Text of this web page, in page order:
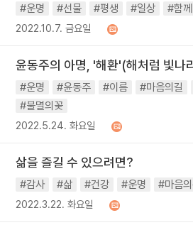
#운명 #선물 #평생 #일상 #함께
2022.10.7. 금요일
윤동주의 아명, '해환'(해처럼 빛나
#운명 #윤동주 #이름 #마음의길
#불멸의꽃
2022.5.24. 화요일
삶을 즐길 수 있으려면?
#감사 #삶 #건강 #운명 #마음
2022.3.22. 화요일